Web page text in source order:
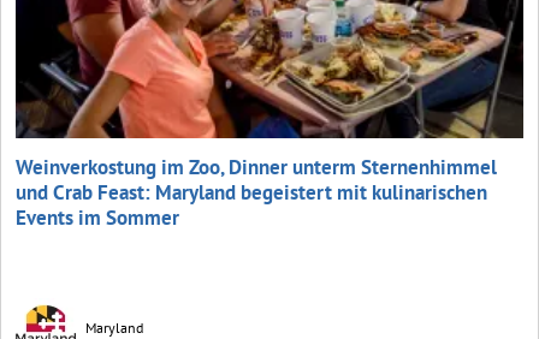
Weinverkostung im Zoo, Dinner unterm Sternenhimmel
und Crab Feast: Maryland begeistert mit kulinarischen
Events im Sommer
Maryland